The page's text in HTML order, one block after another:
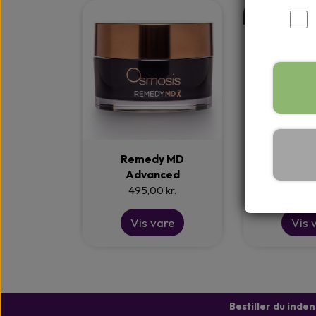
MAKEUP
TILBUD
GAVE-SÆT
Remedy MD
Advanced
495,00 kr.
Vis vare
UDGÅET
Vis
Bestiller du